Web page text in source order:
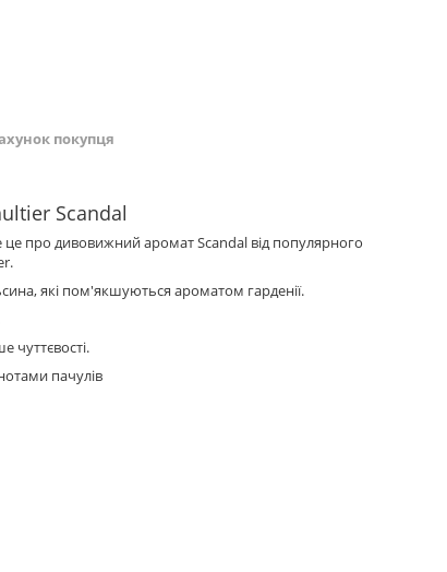
покупця
Scandal
це про дивовижний аромат Scandal від популярного
які пом'якшуються ароматом гарденії.
чуттєвості.
пачулів